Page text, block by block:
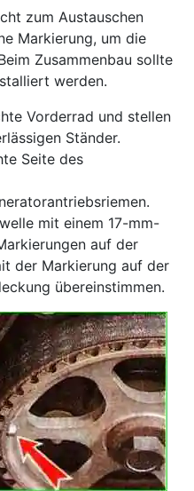
zum Austauschen
Markierung, um die
Zusammenbau sollte
werden.
Vorderrad und stellen
Ständer.
Seite des
mit einem 17-mm-
auf der
der Markierung auf der
übereinstimmen.